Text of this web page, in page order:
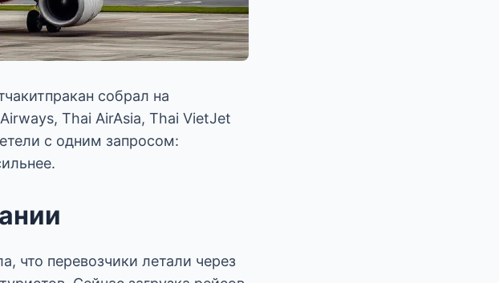
собрал на
Thai AirAsia, Thai VietJet
с одним запросом:
что перевозчики летали через